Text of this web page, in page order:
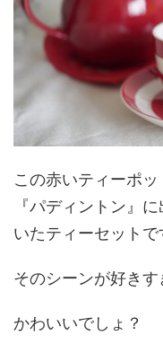
この赤いティーポ
『パディントン』
いたティーセットで
そのシーンが好きす
かわいいでしょ？